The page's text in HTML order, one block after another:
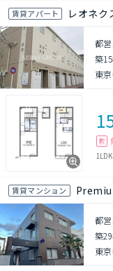
賃貸アパート レオネク
都
築
東
敷
1LDK
賃貸マンション
都
築
東